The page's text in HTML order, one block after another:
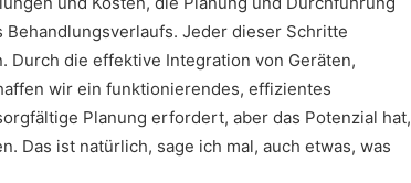
Jeder dieser Schritte
die effektive Integration von Geräten,
wir ein funktionierendes, effizientes
Planung erfordert, aber das Potenzial hat,
Das ist natürlich, sage ich mal, auch etwas, was